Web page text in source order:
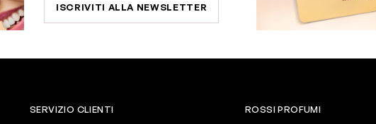
ISCRIVITI ALLA NEWSLETTER
SERVIZIO CLIENTI ROSSI PROFUMI